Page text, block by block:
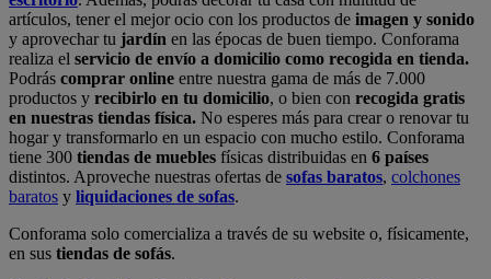
artículos, tener el mejor ocio con los productos de imagen y sonido
y aprovechar tu jardín en las épocas de buen tiempo. Conforama
realiza el servicio de envío a domicilio como recogida en tienda.
Podrás comprar online entre nuestra gama de más de 7.000
productos y recibirlo en tu domicilio, o bien con recogida gratis
en nuestras tiendas física. No esperes más para crear o renovar tu
hogar y transformarlo en un espacio con mucho estilo. Conforama
tiene 300 tiendas de muebles físicas distribuidas en 6 países
distintos. Aproveche nuestras ofertas de sofas baratos, colchones
baratos y liquidaciones de sofas.
Conforama solo comercializa a través de su website o, físicamente,
en sus tiendas de sofás.